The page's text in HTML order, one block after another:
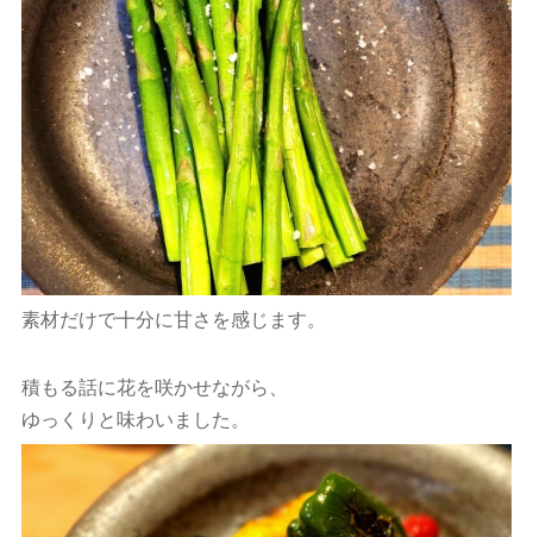
素材だけで十分に甘さを感じます。
積もる話に花を咲かせながら、
ゆっくりと味わいました。